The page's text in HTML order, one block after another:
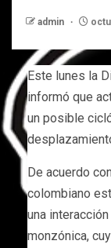
admin
Este lunes la
informó que
un posible
De acuerdo
colombiano
una
monzónica,